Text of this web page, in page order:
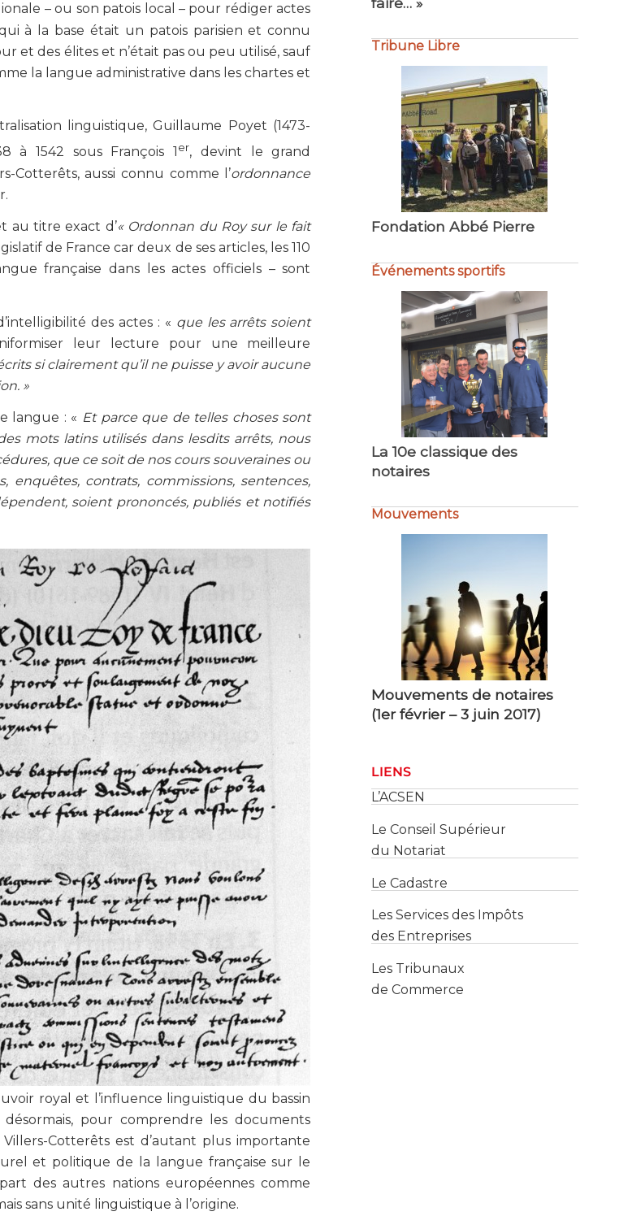
– ou son patois local – pour rédiger actes
à la base était un patois parisien et connu
et des élites et n’était pas ou peu utilisé, sauf
la langue administrative dans les chartes et
linguistique, Guillaume Poyet (1473-
à 1542 sous François 1 er, devint le grand
Cotterêts, aussi connu comme l’ordonnance
au titre exact d’« Ordonnan du Roy sur le fait
de France car deux de ses articles, les 110
française dans les actes officiels – sont
des actes : « que les arrêts soient
leur lecture pour une meilleure
si clairement qu’il ne puisse y avoir aucune
»
langue : « Et parce que de telles choses sont
mots latins utilisés dans lesdits arrêts, nous
que ce soit de nos cours souveraines ou
contrats, commissions, sentences,
soient prononcés, publiés et notifiés
royal et l’influence linguistique du bassin
pour comprendre les documents
Villers-Cotterêts est d’autant plus importante
et politique de la langue française sur le
des autres nations européennes comme
sans unité linguistique à l’origine.
Tribune ouverte au… CCFD-
Terre Solidaire
Événements sportifs
Not’Air en mer
Mouvements
Mouvements de notaires
(1er février – 3 juin 2017)
LIENS
Le Conseil Supérieur
du Notariat
Le Cadastre
Les Services des Impôts
des Entreprises
Les Tribunaux
de Commerce